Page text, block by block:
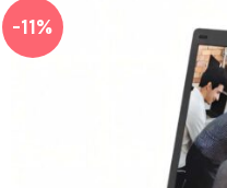
-11%